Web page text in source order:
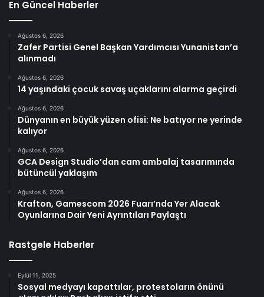
En Güncel Haberler
Ağustos 6, 2026
Zafer Partisi Genel Başkan Yardımcısı Yunanistan’a
alınmadı
Ağustos 6, 2026
14 yaşındaki çocuk savaş uçaklarını alarma geçirdi
Ağustos 6, 2026
Dünyanın en büyük yüzen ofisi: Ne batıyor ne yerinde
kalıyor
Ağustos 6, 2026
GCA Design Studio’dan cam ambalaj tasarımında
bütüncül yaklaşım
Ağustos 6, 2026
Krafton, Gamescom 2026 Fuarı’nda Yer Alacak
Oyunlarına Dair Yeni Ayrıntıları Paylaştı
Rastgele Haberler
Eylül 11, 2025
Sosyal medyayı kapattılar, protestoların önünü